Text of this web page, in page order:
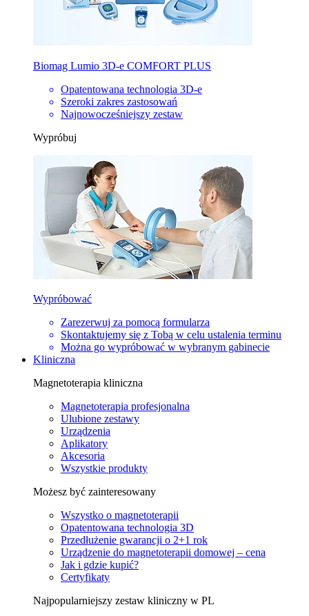
Biomag Lumio 3D-e COMFORT PLUS
Opatentowana technologia 3D-e
Szeroki zakres zastosowań
Najnowocześniejszy zestaw
Wypróbuj
Wypróbować
Zarezerwuj za pomocą formularza
Skontaktujemy się z Tobą w celu ustalenia terminu
Można go wypróbować w wybranym gabinecie
Kliniczna
Magnetoterapia kliniczna
Magnetoterapia profesjonalna
Ulubione zestawy
Urządzenia
Aplikatory
Akcesoria
Wszystkie produkty
Możesz być zainteresowany
Wszystko o magnetoterapii
Opatentowana technologia 3D
Przedłużenie gwarancji o 2+1 rok
Urządzenie do magnetoterapii domowej – cena
Jak i gdzie kupić?
Certyfikaty
Najpopularniejszy zestaw kliniczny w PL